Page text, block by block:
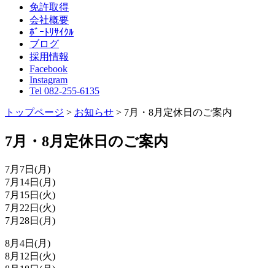
免許取得
会社概要
ﾎﾞｰﾄﾘｻｲｸﾙ
ブログ
採用情報
Facebook
Instagram
Tel 082-255-6135
トップページ > お知らせ > 7月・8月定休日のご案内
7月・8月定休日のご案内
7月7日(月)
7月14日(月)
7月15日(火)
7月22日(火)
7月28日(月)
8月4日(月)
8月12日(火)